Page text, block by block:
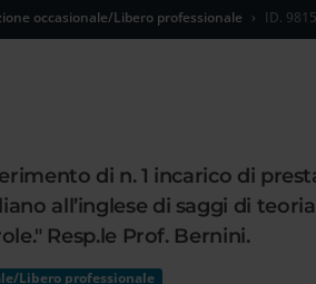
occasionale/Libero professionale ID. 9815
di n. 1 incarico di
all’inglese di saggi di
Resp.le Prof. Bernini.
Libero professionale